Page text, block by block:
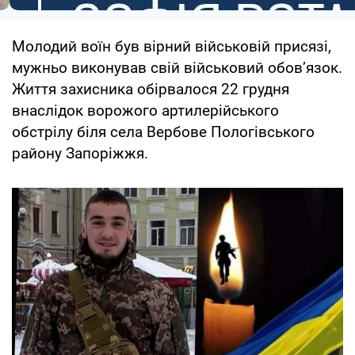
Молодий воїн був вірний військовій присязі,
мужньо виконував свій військовий обов’язок.
Життя захисника обірвалося 22 грудня
внаслідок ворожого артилерійського
обстрілу біля села Вербове Пологівського
району Запоріжжя.